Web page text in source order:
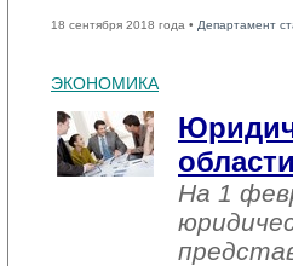
18 сентября 2018 года • Департамент
ЭКОНОМИКА
На 1